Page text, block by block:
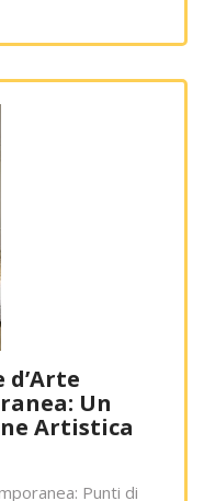
Un
Artistica
Punti di